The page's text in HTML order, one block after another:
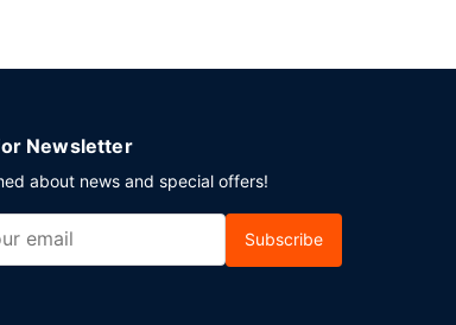
Newsletter
about news and special offers!
Subscribe